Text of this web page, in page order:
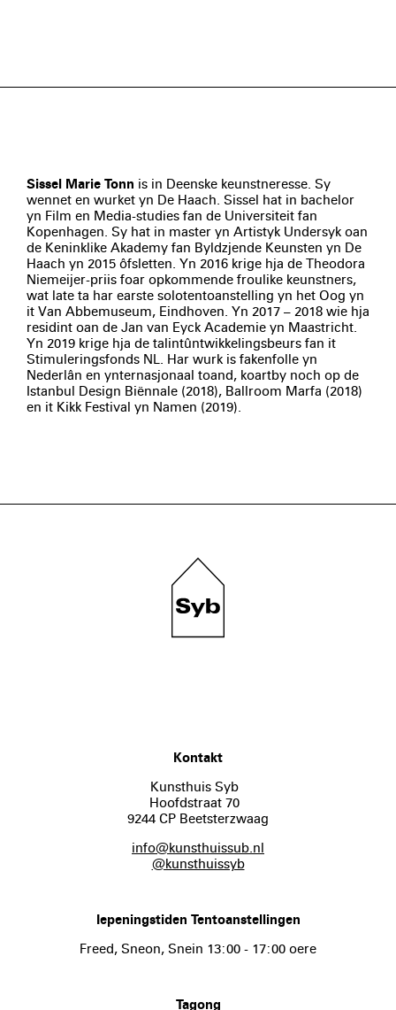
Sissel Marie Tonn is in Deenske keunstneresse. Sy
wennet en wurket yn De Haach. Sissel hat in bachelor
yn Film en Media-studies fan de Universiteit fan
Kopenhagen. Sy hat in master yn Artistyk Undersyk oan
de Keninklike Akademy fan Byldzjende Keunsten yn De
Haach yn 2015 ôfsletten. Yn 2016 krige hja de Theodora
Niemeijer-priis foar opkommende froulike keunstners,
wat late ta har earste solotentoanstelling yn het Oog yn
it Van Abbemuseum, Eindhoven. Yn 2017 – 2018 wie hja
residint oan de Jan van Eyck Academie yn Maastricht.
Yn 2019 krige hja de talintûntwikkelingsbeurs fan it
Stimuleringsfonds NL. Har wurk is fakenfolle yn
Nederlân en ynternasjonaal toand, koartby noch op de
Istanbul Design Biënnale (2018), Ballroom Marfa (2018)
en it Kikk Festival yn Namen (2019).
Kontakt
Kunsthuis Syb
Hoofdstraat 70
9244 CP Beetsterzwaag
info@kunsthuissub.nl
@kunsthuissyb
Iepeningstiden Tentoanstellingen
Freed, Sneon, Snein 13:00 - 17:00 oere
Tagong